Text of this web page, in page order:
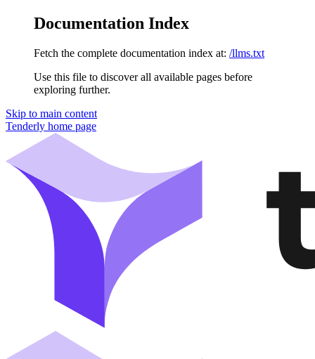
Documentation Index
Fetch the complete documentation index at: /llms.txt
Use this file to discover all available pages before
exploring further.
Skip to main content
Tenderly home page